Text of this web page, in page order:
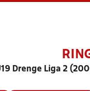
Drenge Liga 2